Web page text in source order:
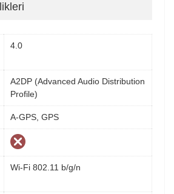
4.0
A2DP (Advanced Audio Distribution
Profile)
A-GPS, GPS
Wi-Fi 802.11 b/g/n